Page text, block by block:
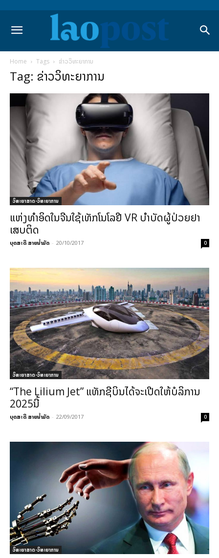
Home Tags ຂ່າວວິທະຍາການ
Tag: ຂ່າວວິທະຍາການ
ວິທະຍາສາດ-ວິທະຍາການ
ແຫ່ງທຳອິດໃນຈີນໃຊ້ເທັກໂນໂລຢີ VR ບຳບັດຜູ້ປ່ວຍຢາ
ເສບຕິດ
ບຸດສະດີ ສາຍນ້ຳມັດ - 20/10/2017 0
ວິທະຍາສາດ-ວິທະຍາການ
“The Lilium Jet” ແທັກຊີບິນໄດ້ຈະເປີດໃຫ້ບໍລິການ
2025ນີ້
ບຸດສະດີ ສາຍນ້ຳມັດ - 22/09/2017 0
ວິທະຍາສາດ-ວິທະຍາການ